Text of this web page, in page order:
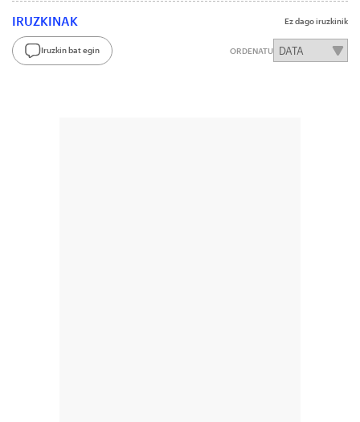
IRUZKINAK Ez dago iruzkinik
Iruzkin bat egin ORDENATU